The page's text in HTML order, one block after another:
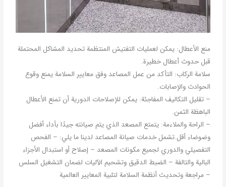
منع الأعطال: يمكن لعمليات التفتيش المنتظمة تحديد المشاكل المحتملة
قبل حدوث أعطال خطيرة.
سلامة الركاب: التأكد من عمل المصاعد وفق معايير السلامة يمنع وقوع
الحوادث والإصابات.
– تقليل التكاليف المفاجئة: يمكن للإصلاحات الدورية أن تمنع الأعطال
الباهظة الثمن.
– الراحة والملاءمة: يتمتع المصعد الذي يتم صيانته جيدًا بأداء أفضل
وضوضاء أقل.تشمل خدمات صيانة المصاعد لدينا ما يلي: – الفحص
التفصيلي والدوري لجميع مكونات المصعد – إصلاح أو استبدال الأجزاء
البالية والتالفة – الضبط الدقيق وتشحيم الآليات لضمان التشغيل السلس
– مراجعة وتحديث أنظمة السلامة لتلبية المعايير العالمية